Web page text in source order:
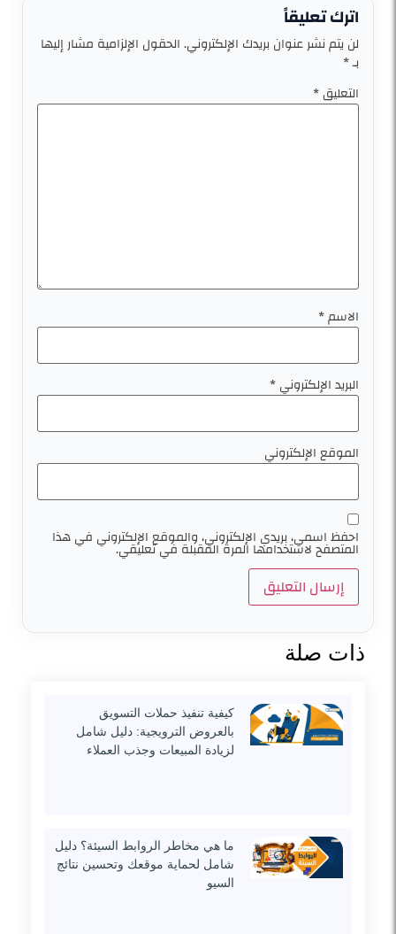
اترك تعليقاً
لن يتم نشر عنوان بريدك الإلكتروني.الحقول الإلزامية مشار إليها
بـ*
التعليق*
الاسم*
البريد الإلكتروني*
الموقع الإلكتروني
احفظ اسمي، بريدي الإلكتروني، والموقع الإلكتروني في هذا
المتصفح لاستخدامها المرة المقبلة في تعليقي.
ذات صلة
كيفية تنفيذ حملات التسويق
بالعروض الترويجية: دليل شامل
لزيادة المبيعات وجذب العملاء
ما هي مخاطر الروابط السيئة؟ دليل
شامل لحماية موقعك وتحسين نتائج
السيو